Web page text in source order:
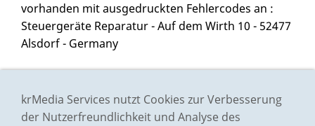
vorhanden mit ausgedruckten Fehlercodes an :
Steuergeräte Reparatur - Auf dem Wirth 10 - 52477
Alsdorf - Germany
Impressum
Preisliste
krMedia Services nutzt Cookies zur Verbesserung
der Nutzerfreundlichkeit und Analyse des